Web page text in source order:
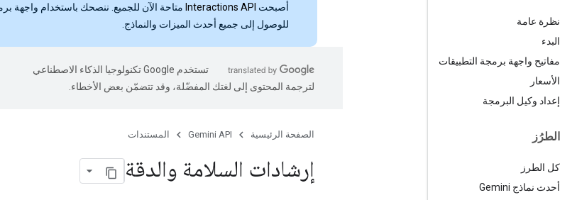
نظرة عامة
البدء
مفاتيح واجهة برمجة التطبيقات
الأسعار
إعداد وكيل البرمجة
الطرُز
كل الطرز
أحدث نماذج Gemini
أصبحت Interactions API متاحة الآن للجميع. ننصحك باستخدام واجهة
للوصول إلى جميع أحدث الميزات والنماذج.
تستخدم Google تكنولوجيا الذكاء الاصطناعي
لترجمة المحتوى إلى لغتك المفضّلة، وقد تتضمّن بعض الأخطاء.
الصفحة الرئيسية Gemini API المستندات
إرشادات السلامة والدقة